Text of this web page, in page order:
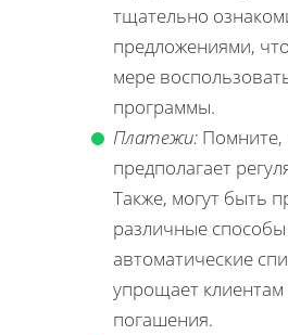
тщательно
предложениями,
мере
программы.
Платежи: Помните,
предполагает
Также, могут быть
различные
автоматические
упрощает клиентам
погашения.